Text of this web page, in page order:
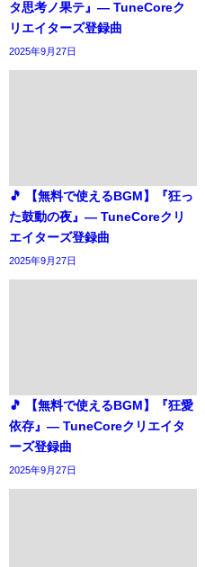
タ思考ノ果テ』― TuneCoreク
リエイターズ登録曲
2025年9月27日
🎵 【無料で使えるBGM】『狂っ
た鼓動の夜』― TuneCoreクリ
エイターズ登録曲
2025年9月27日
🎵 【無料で使えるBGM】『狂愛
依存』― TuneCoreクリエイタ
ーズ登録曲
2025年9月27日